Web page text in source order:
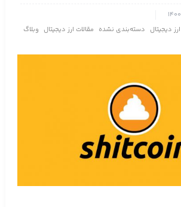
ارز دیجیتال دسته‌بندی نشده مقالات ارز دیجیتال وبلاگ